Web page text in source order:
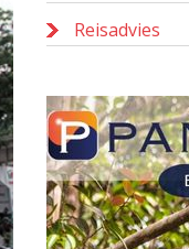
Reisadvies